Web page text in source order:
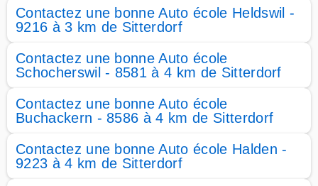
Contactez une bonne Auto école Heldswil -
9216 à 3 km de Sitterdorf
Contactez une bonne Auto école
Schocherswil - 8581 à 4 km de Sitterdorf
Contactez une bonne Auto école
Buchackern - 8586 à 4 km de Sitterdorf
Contactez une bonne Auto école Halden -
9223 à 4 km de Sitterdorf